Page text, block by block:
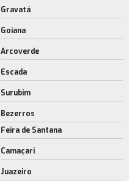
Gravatá
Goiana
Arcoverde
Escada
Surubim
Bezerros
Feira de Santana
Camaçari
Juazeiro